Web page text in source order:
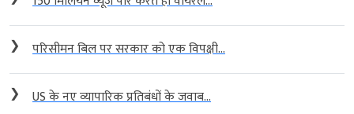
❯ परिसीमन बिल पर सरकार को एक विपक्षी...
❯ US के नए व्यापारिक प्रतिबंधों के जवाब...